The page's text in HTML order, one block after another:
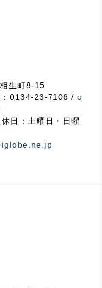
生町8-15
0134-23-7106 / o
日：土曜日・日曜